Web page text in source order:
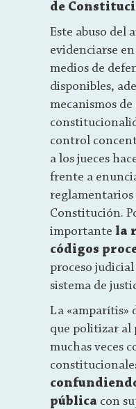
de
Este abuso del
evidenciarse
medios de
disponibles,
mecanismos
control
a los jueces
frente a
reglamentarios
Constitución.
importante la
códigos
proceso
sistema de
La «amparítis»
que politizar al
muchas veces
pública con